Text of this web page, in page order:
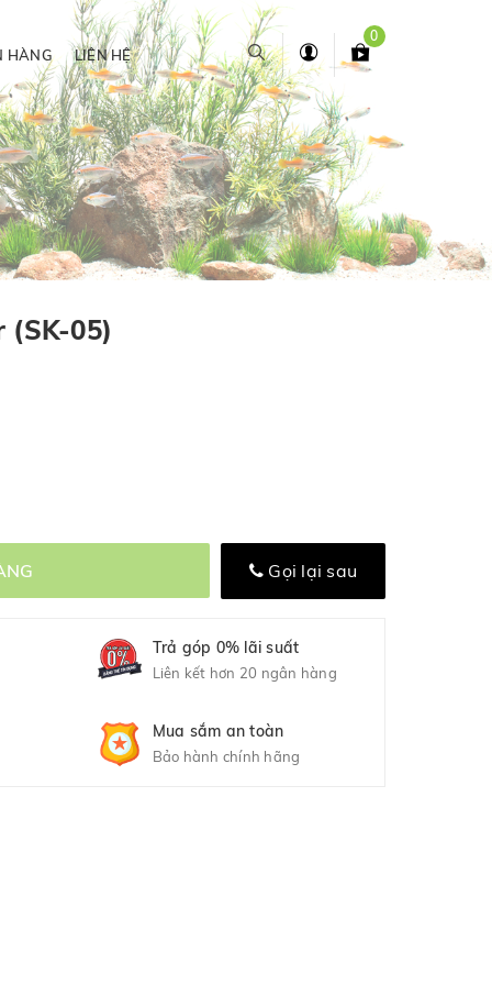
HÀNG LIÊN HỆ
0
(SK-05)
Gọi lại sau
Trả góp 0% lãi suất
Liên kết hơn 20 ngân hàng
Mua sắm an toàn
Bảo hành chính hãng